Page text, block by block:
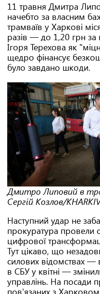
11 травня Дмитра
начебто за власним
трамваїв у Харкові
разів — до 1,20 грн за
Ігоря Терехова як
щедро фінансує
було завдано шкоди.
Дмитро Липовий в
Сергій Козлов/
Наступний удар не
прокуратура провели
цифрової
Тут цікаво, що
силових відомствах —
в СБУ у квітні —
управлінь. На посади
пов'язаних з